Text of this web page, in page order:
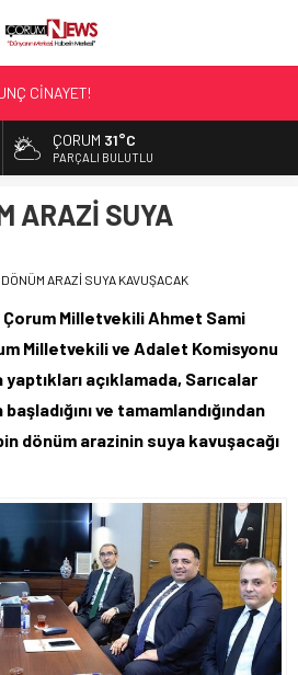
CİNAYET!
BAŞDANIŞMANI OLDU
ÇORUM 31°C
PARÇALI BULUTLU
ARAZİ SUYA
ARAZİ SUYA KAVUŞACAK
Çorum Milletvekili Ahmet Sami
Milletvekili ve Adalet Komisyonu
açıklamada, Sarıcalar
ve tamamlandığından
dönüm arazinin suya kavuşacağı